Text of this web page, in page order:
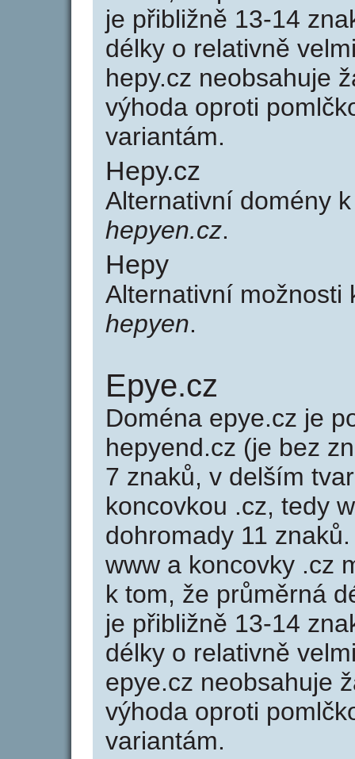
je přibližně 13-14
délky o relativně
hepy.cz neobsahuje
výhoda oproti
variantám.
Hepy.cz
Alternativní domény
hepyen.cz.
Hepy
Alternativní
hepyen.
Epye.cz
Doména epye.cz je
hepyend.cz (je bez
7 znaků, v delším
koncovkou .cz, tedy
dohromady 11
www a koncovky .cz
k tom, že průměrná
je přibližně 13-14
délky o relativně
epye.cz neobsahuje
výhoda oproti
variantám.